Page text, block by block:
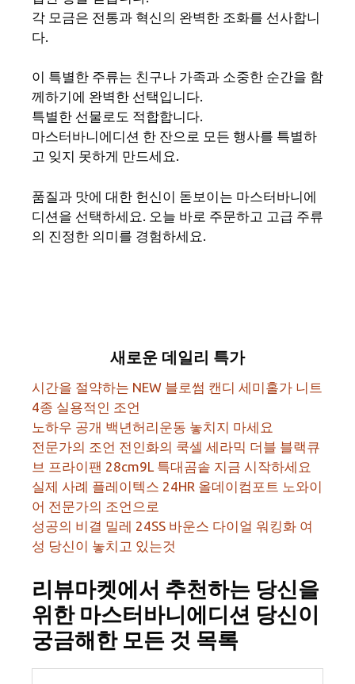
각 모금은 전통과 혁신의 완벽한 조화를 선사합니
다.
이 특별한 주류는 친구나 가족과 소중한 순간을 함
께하기에 완벽한 선택입니다.
특별한 선물로도 적합합니다.
마스터바니에디션 한 잔으로 모든 행사를 특별하
고 잊지 못하게 만드세요.
품질과 맛에 대한 헌신이 돋보이는 마스터바니에
디션을 선택하세요. 오늘 바로 주문하고 고급 주류
의 진정한 의미를 경험하세요.
새로운 데일리 특가
시간을 절약하는 NEW 블로썸 캔디 세미홀가 니트
4종 실용적인 조언
노하우 공개 백년허리운동 놓치지 마세요
전문가의 조언 전인화의 쿡셀 세라믹 더블 블랙큐
브 프라이팬 28cm9L 특대곰솥 지금 시작하세요
실제 사례 플레이텍스 24HR 올데이컴포트 노와이
어 전문가의 조언으로
성공의 비결 밀레 24SS 바운스 다이얼 워킹화 여
성 당신이 놓치고 있는것
리뷰마켓에서 추천하는 당신을
위한 마스터바니에디션 당신이
궁금해한 모든 것 목록